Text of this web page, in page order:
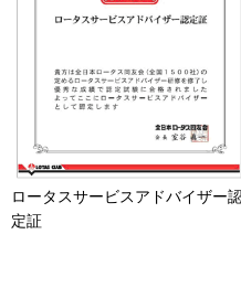
ロータスサービスアドバイザー
定証